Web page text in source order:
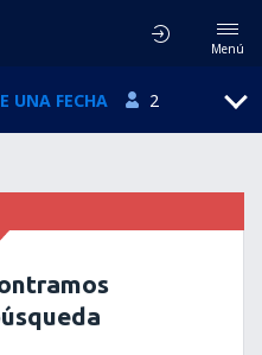
Menú
UNA FECHA 2